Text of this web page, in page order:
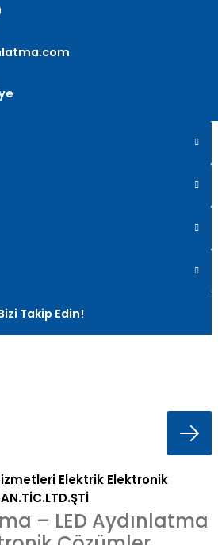
Takip Edin!
Elektrik Elektronik
– LED Aydınlatma